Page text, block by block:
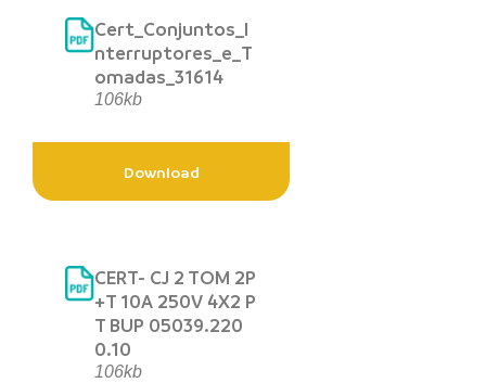
Cert_Conjuntos_I
nterruptores_e_T
omadas_31614
106kb
Download
CERT- CJ 2 TOM 2P
+T 10A 250V 4X2 P
T BUP 05039.220
0.10
106kb